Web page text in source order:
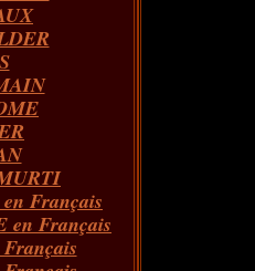
Français
en Français